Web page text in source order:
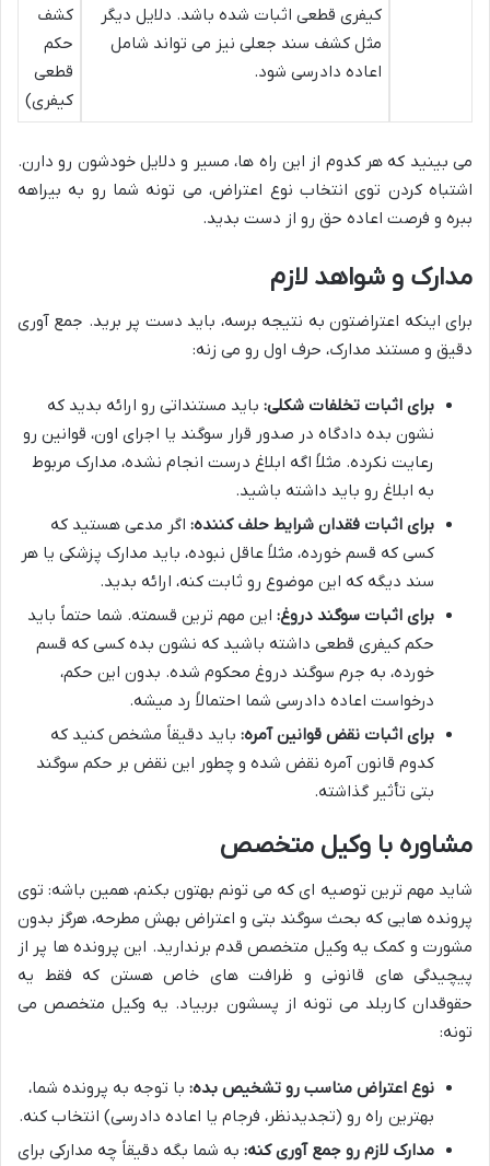
کیفری قطعی اثبات شده باشد. دلایل دیگر
مثل کشف سند جعلی نیز می تواند شامل
اعاده دادرسی شود.
کشف
حکم
قطعی
کیفری)
می بینید که هر کدوم از این راه ها، مسیر و دلایل خودشون رو دارن.
اشتباه کردن توی انتخاب نوع اعتراض، می تونه شما رو به بیراهه
ببره و فرصت اعاده حق رو از دست بدید.
مدارک و شواهد لازم
برای اینکه اعتراضتون به نتیجه برسه، باید دست پر برید. جمع آوری
دقیق و مستند مدارک، حرف اول رو می زنه:
برای اثبات تخلفات شکلی: باید مستنداتی رو ارائه بدید که
نشون بده دادگاه در صدور قرار سوگند یا اجرای اون، قوانین رو
رعایت نکرده. مثلاً اگه ابلاغ درست انجام نشده، مدارک مربوط
به ابلاغ رو باید داشته باشید.
برای اثبات فقدان شرایط حلف کننده: اگر مدعی هستید که
کسی که قسم خورده، مثلاً عاقل نبوده، باید مدارک پزشکی یا هر
سند دیگه که این موضوع رو ثابت کنه، ارائه بدید.
برای اثبات سوگند دروغ: این مهم ترین قسمته. شما حتماً باید
حکم کیفری قطعی داشته باشید که نشون بده کسی که قسم
خورده، به جرم سوگند دروغ محکوم شده. بدون این حکم،
درخواست اعاده دادرسی شما احتمالاً رد میشه.
برای اثبات نقض قوانین آمره: باید دقیقاً مشخص کنید که
کدوم قانون آمره نقض شده و چطور این نقض بر حکم سوگند
بتی تأثیر گذاشته.
مشاوره با وکیل متخصص
شاید مهم ترین توصیه ای که می تونم بهتون بکنم، همین باشه: توی
پرونده هایی که بحث سوگند بتی و اعتراض بهش مطرحه، هرگز بدون
مشورت و کمک یه وکیل متخصص قدم برندارید. این پرونده ها پر از
پیچیدگی های قانونی و ظرافت های خاص هستن که فقط یه
حقوقدان کاربلد می تونه از پسشون بربیاد. یه وکیل متخصص می
تونه:
نوع اعتراض مناسب رو تشخیص بده: با توجه به پرونده شما،
بهترین راه رو (تجدیدنظر، فرجام یا اعاده دادرسی) انتخاب کنه.
مدارک لازم رو جمع آوری کنه: به شما بگه دقیقاً چه مدارکی برای